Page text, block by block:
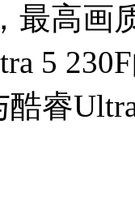
最高画
5
酷睿